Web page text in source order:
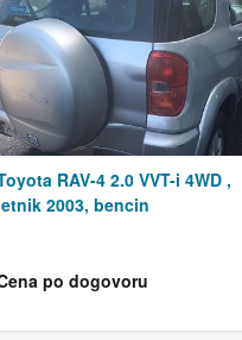
RAV-4 2.0 VVT-i 4WD ,
2003, bencin
po dogovoru